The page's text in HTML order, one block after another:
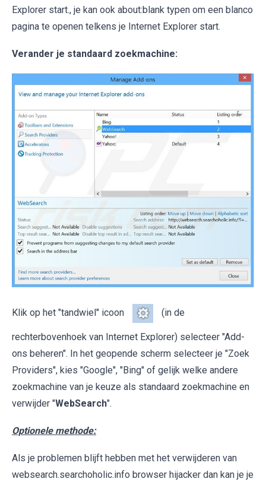
Explorer start., je kan ook about:blank typen om een blanco
pagina te openen telkens je Internet Explorer start.
Verander je standaard zoekmachine:
Klik op het "tandwiel" icoon (in de
rechterbovenhoek van Internet Explorer) selecteer "Add-
ons beheren". In het geopende scherm selecteer je "Zoek
Providers", kies "Google", "Bing" of gelijk welke andere
zoekmachine van je keuze als standaard zoekmachine en
verwijder "WebSearch".
Optionele methode:
Als je problemen blijft hebben met het verwijderen van
websearch.searchoholic.info browser hijacker dan kan je je